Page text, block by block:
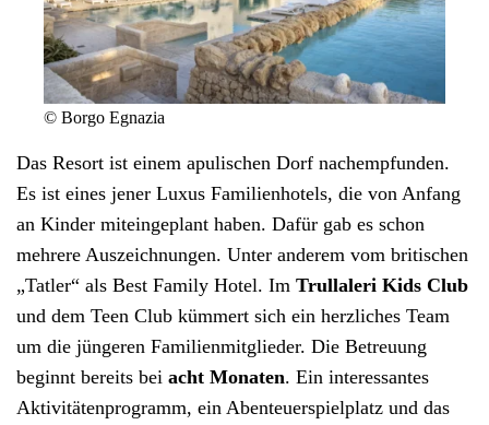
© Borgo Egnazia
Das Resort ist einem apulischen Dorf nachempfunden.
Es ist eines jener Luxus Familienhotels, die von Anfang
an Kinder miteingeplant haben. Dafür gab es schon
mehrere Auszeichnungen. Unter anderem vom britischen
„Tatler“ als Best Family Hotel. Im Trullaleri Kids Club
und dem Teen Club kümmert sich ein herzliches Team
um die jüngeren Familienmitglieder. Die Betreuung
beginnt bereits bei acht Monaten. Ein interessantes
Aktivitätenprogramm, ein Abenteuerspielplatz und das